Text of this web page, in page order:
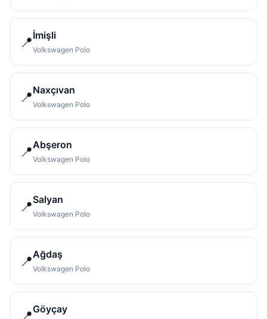
📍İmişli
Volkswagen Polo
📍Naxçıvan
Volkswagen Polo
📍Abşeron
Volkswagen Polo
📍Salyan
Volkswagen Polo
📍Ağdaş
Volkswagen Polo
📍Göyçay